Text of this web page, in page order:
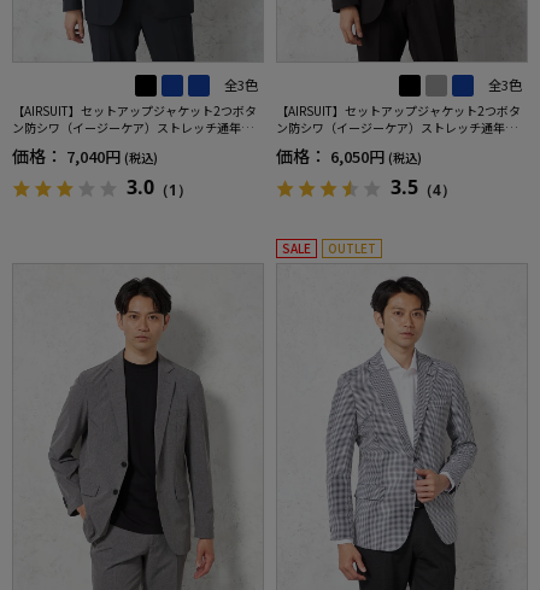
全3色
【AIRSUIT】セットアップジャケット2つボタ
ン防シワ（イージーケア）ストレッチ通年吸
汗速乾UVカット春夏
価格： 7,040円 (税込)
3.0 （1）
全3色
【AIRSUIT】セットアップジャケット2つボタ
ン防シワ（イージーケア）ストレッチ通年吸
汗速乾UVカット
価格： 6,050円 (税込)
3.5 （4）
SALE OUTLET